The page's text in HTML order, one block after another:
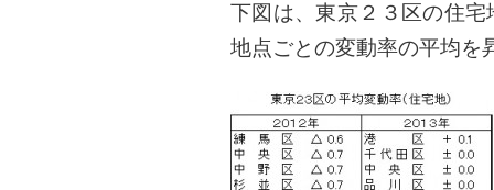
下図は、東京２３区の住
地点ごとの変動率の平均を